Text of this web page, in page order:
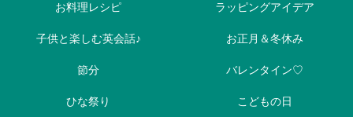
お料理レシピ ラッピングアイデア
子供と楽しむ英会話♪ お正月＆冬休み
節分 バレンタイン♡
ひな祭り こどもの日